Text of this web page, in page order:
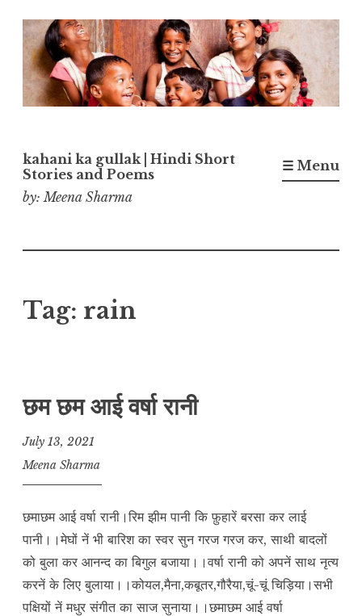
Skip
to
content
kahani ka gullak | Hindi Short
Stories and Poems
by: Meena Sharma
☰ Menu
Tag: rain
छम छम आई वर्षा रानी
July 13, 2021
Meena Sharma
छमाछम आई वर्षा रानी।रिम झीम पानी कि फ़ुहारें बरसा कर लाई
पानी।।मेघों नें भी बारिश का स्वर सुन गरज गरज कर, साथी बादलों
को बुला कर आनन्द का बिगुल बजाया।।वर्षा रानी को अपनें साथ नृत्य
करनें के लिए बुलाया।।कोयल,मैना,कबूतर,गौरैया,चूं-चूं चिड़िया।सभी
पक्षियों नें मधुर संगीत का साज सुनाया।।छमाछम आई वर्षा